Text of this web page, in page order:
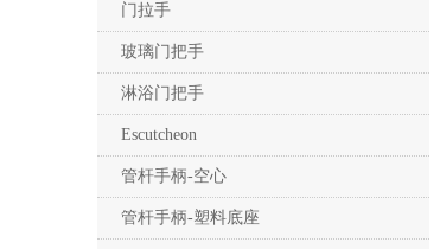
门拉手
玻璃门把手
淋浴门把手
Escutcheon
管杆手柄-空心
管杆手柄-塑料底座